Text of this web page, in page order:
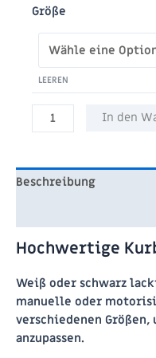
Größe
LEEREN
Markise-
Kurbel
In den
Beschreibung
Hochwertige
Weiß oder schwarz
manuelle oder
verschiedenen
anzupassen.